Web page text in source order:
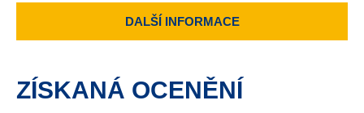
DALŠÍ INFORMACE
ZÍSKANÁ OCENĚNÍ